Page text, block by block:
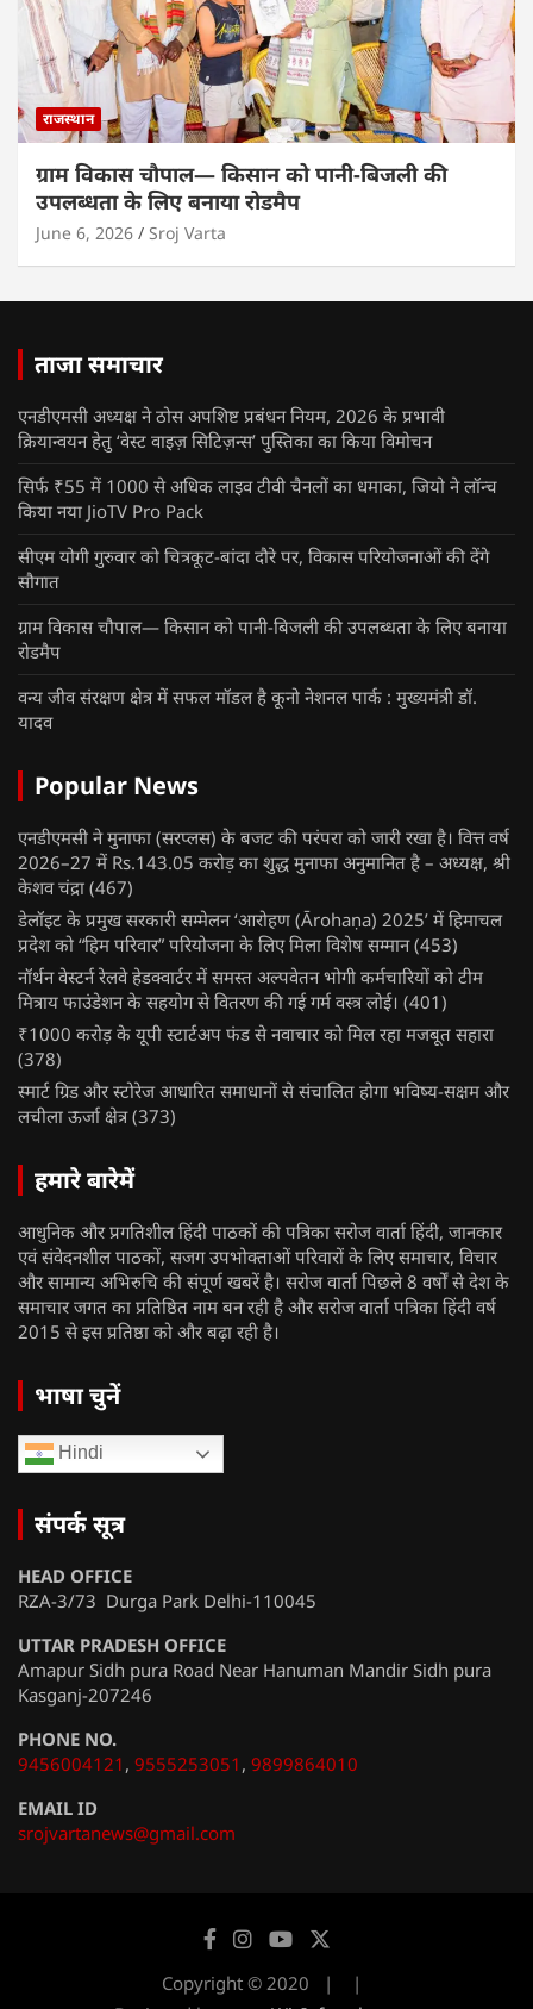
राजस्थान
ग्राम विकास चौपाल— किसान को पानी-बिजली की
उपलब्धता के लिए बनाया रोडमैप
June 6, 2026 Sroj Varta
ताजा समाचार
एनडीएमसी अध्यक्ष ने ठोस अपशिष्ट प्रबंधन नियम, 2026 के प्रभावी
क्रियान्वयन हेतु ‘वेस्ट वाइज़ सिटिज़न्स’ पुस्तिका का किया विमोचन
सिर्फ ₹55 में 1000 से अधिक लाइव टीवी चैनलों का धमाका, जियो ने लॉन्च
किया नया JioTV Pro Pack
सीएम योगी गुरुवार को चित्रकूट-बांदा दौरे पर, विकास परियोजनाओं की देंगे
सौगात
ग्राम विकास चौपाल— किसान को पानी-बिजली की उपलब्धता के लिए बनाया
रोडमैप
वन्य जीव संरक्षण क्षेत्र में सफल मॉडल है कूनो नेशनल पार्क : मुख्यमंत्री डॉ.
यादव
Popular News
एनडीएमसी ने मुनाफा (सरप्लस) के बजट की परंपरा को जारी रखा है। वित्त वर्ष
2026–27 में Rs.143.05 करोड़ का शुद्ध मुनाफा अनुमानित है – अध्यक्ष, श्री
केशव चंद्रा (467)
डेलॉइट के प्रमुख सरकारी सम्मेलन ‘आरोहण (Ārohaṇa) 2025’ में हिमाचल
प्रदेश को “हिम परिवार” परियोजना के लिए मिला विशेष सम्मान (453)
नॉर्थन वेस्टर्न रेलवे हेडक्वार्टर में समस्त अल्पवेतन भोगी कर्मचारियों को टीम
मित्राय फाउंडेशन के सहयोग से वितरण की गई गर्म वस्त्र लोई। (401)
₹1000 करोड़ के यूपी स्टार्टअप फंड से नवाचार को मिल रहा मजबूत सहारा
(378)
स्मार्ट ग्रिड और स्टोरेज आधारित समाधानों से संचालित होगा भविष्य-सक्षम और
लचीला ऊर्जा क्षेत्र (373)
हमारे बारेमें
आधुनिक और प्रगतिशील हिंदी पाठकों की पत्रिका सरोज वार्ता हिंदी, जानकार
एवं संवेदनशील पाठकों, सजग उपभोक्ताओं परिवारों के लिए समाचार, विचार
और सामान्य अभिरुचि की संपूर्ण खबरें है। सरोज वार्ता पिछले 8 वर्षों से देश के
समाचार जगत का प्रतिष्ठित नाम बन रही है और सरोज वार्ता पत्रिका हिंदी वर्ष
2015 से इस प्रतिष्ठा को और बढ़ा रही है।
भाषा चुनें
Hindi
संपर्क सूत्र
HEAD OFFICE
RZA-3/73 Durga Park Delhi-110045
UTTAR PRADESH OFFICE
Amapur Sidh pura Road Near Hanuman Mandir Sidh pura
Kasganj-207246
PHONE NO.
9456004121 , 9555253051 , 9899864010
EMAIL ID
srojvartanews@gmail.com
Copyright © 2020